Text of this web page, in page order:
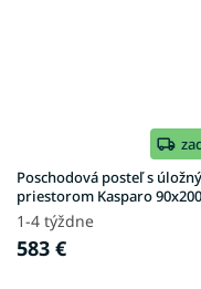
Poschodová posteľ s
priestorom Kasparo
kašmír
1-4 týždne
583 €